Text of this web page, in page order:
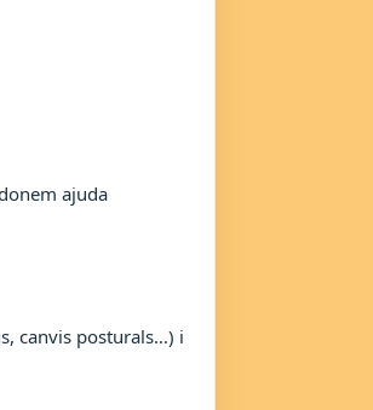
ajuda
canvis posturals…) i